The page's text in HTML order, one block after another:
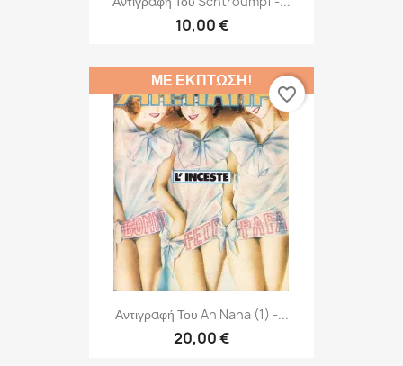
10,00 €
Αντιγραφή Του Ah Nana (1) -...
20,00 €
ΜΕ ΈΚΠΤΩΣΗ!
favorite_border